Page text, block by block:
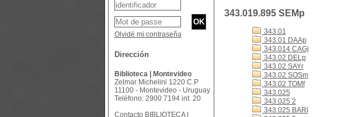
343.019.895 SEMp
343.01
343.01 DAAp
343.014 CAGj
343.02 DELp
343.02 SAYr
343.02 SOSm
343.02 TOMf
343.025
343.025 2
343.025 BARl
Olvidé mi contraseña
Dirección
Biblioteca | Montevideo
Zelmar Michelini 1220 C.P
11100 - Montevideo - Uruguay
Teléfono: 2900 7194 int. 20
Contacto BIBLIOTECA |